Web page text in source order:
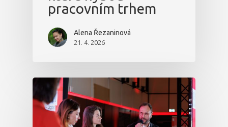
pracovním trhem
Alena Řezaninová
21. 4. 2026